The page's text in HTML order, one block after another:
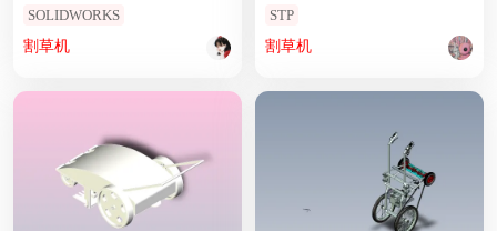
SOLIDWORKS
割草机
STP
割草机